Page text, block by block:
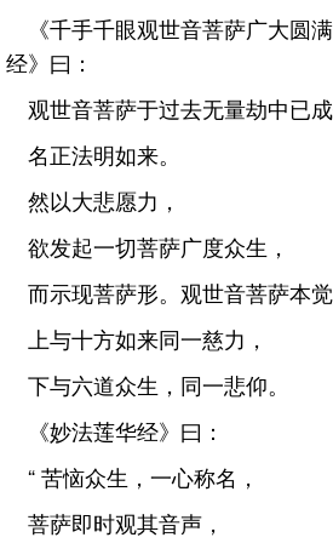
《千手千眼观世音菩萨广大圆
经》曰：
观世音菩萨于过去无量劫中已成
名正法明如来。
然以大悲愿力，
欲发起一切菩萨广度众生，
而示现菩萨形。观世音菩萨本觉
上与十方如来同一慈力，
下与六道众生，同一悲仰。
《妙法莲华经》曰：
“ 苦恼众生，一心称名，
菩萨即时观其音声，